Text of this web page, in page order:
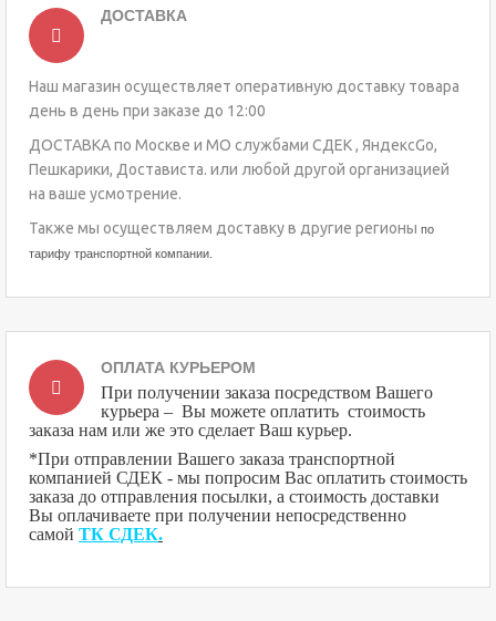
ДОСТАВКА
Наш магазин осуществляет оперативную доставку товара
день в день при заказе до 12:00
ДОСТАВКА по Москве и МО службами СДЕК , ЯндексGo,
Пешкарики, Достависта. или любой другой организацией
на ваше усмотрение.
Также мы осуществляем доставку в другие регионы по
тарифу транспортной компании.
ОПЛАТА КУРЬЕРОМ
При получении заказа посредством Вашего
курьера – Вы можете оплатить стоимость
заказа нам или же это сделает Ваш курьер.
*При отправлении Вашего заказа транспортной
компанией СДЕК - мы попросим Вас оплатить стоимость
заказа до отправления посылки, а стоимость доставки
Вы оплачиваете при получении непосредственно
самой ТК СДЕК.